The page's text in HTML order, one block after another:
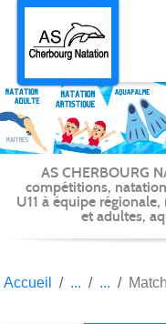
AS CHERBOURG
compétitions,
U11 à équipe
et adultes,
Accueil
Panneau de gestion des